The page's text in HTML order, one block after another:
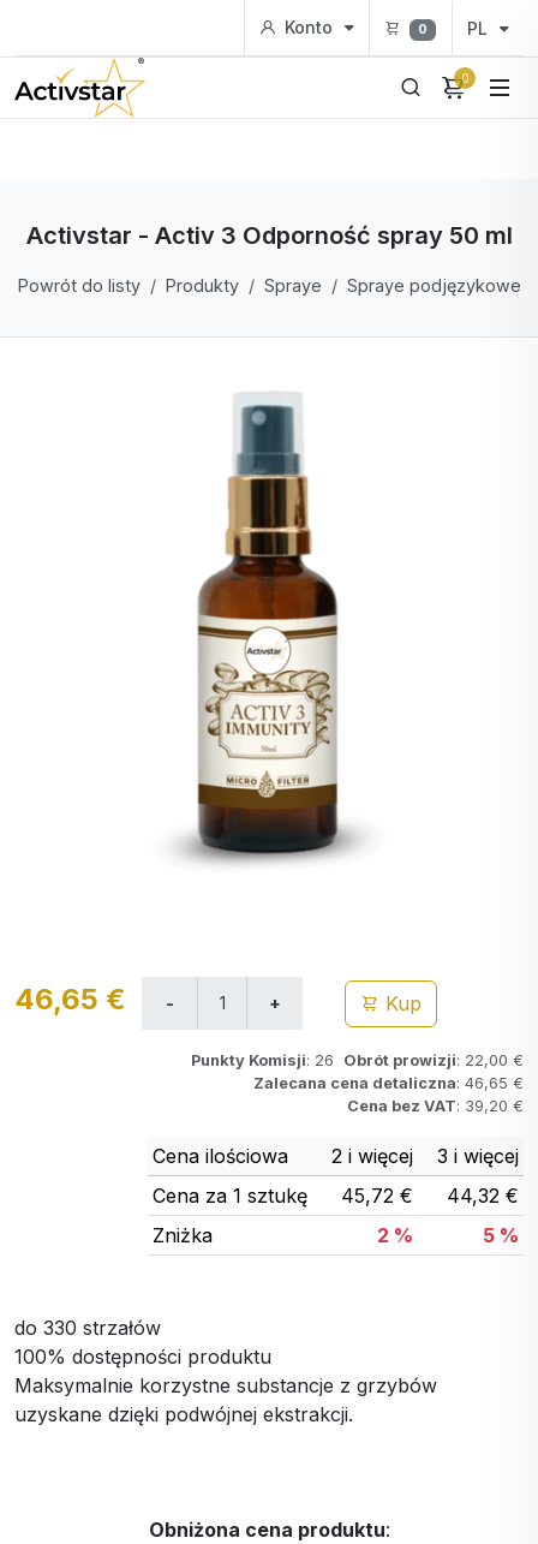
Konto 0 PL
0
Activstar - Activ 3 Odporność spray 50 ml
Powrót do listy Produkty Spraye Spraye podjęzykowe
46,65 € Kup
Punkty Komisji: 26 Obrót prowizji: 22,00 €
Zalecana cena detaliczna: 46,65 €
Cena bez VAT: 39,20 €
Cena ilościowa 2 i więcej
3 i więcej
Cena za 1 sztukę
45,72 €
44,32 €
Zniżka
2 % 5 %
do 330 strzałów
100% dostępności produktu
Maksymalnie korzystne substancje z grzybów
uzyskane dzięki podwójnej ekstrakcji.
Obniżona cena produktu: